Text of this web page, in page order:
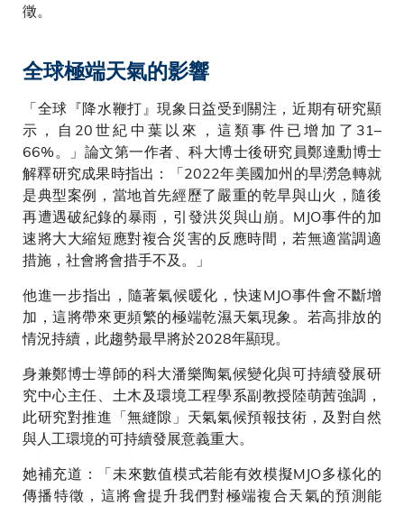
徵。
全球極端天氣的影響
「全球『降水鞭打』現象日益受到關注，近期有研究顯
示，自20世紀中葉以來，這類事件已增加了31–
66%。」論文第一作者、科大博士後研究員鄭達勳博士
解釋研究成果時指出：「2022年美國加州的旱澇急轉就
是典型案例，當地首先經歷了嚴重的乾旱與山火，隨後
再遭遇破紀錄的暴雨，引發洪災與山崩。MJO事件的加
速將大大縮短應對複合災害的反應時間，若無適當調適
措施，社會將會措手不及。」
他進一步指出，隨著氣候暖化，快速MJO事件會不斷增
加，這將帶來更頻繁的極端乾濕天氣現象。若高排放的
情況持續，此趨勢最早將於2028年顯現。
身兼鄭博士導師的科大潘樂陶氣候變化與可持續發展研
究中心主任、土木及環境工程學系副教授陸萌茜強調，
此研究對推進「無縫隙」天氣氣候預報技術，及對自然
與人工環境的可持續發展意義重大。
她補充道：「未來數值模式若能有效模擬MJO多樣化的
傳播特徵，這將會提升我們對極端複合天氣的預測能